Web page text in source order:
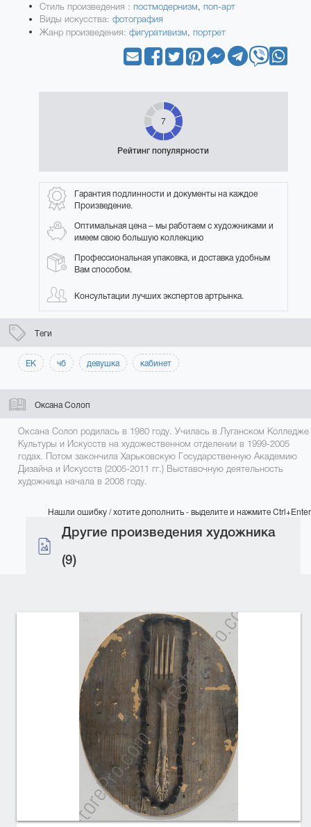
Стиль произведения : постмодернизм,поп-арт
Виды искусства:фотография
Жанр произведения: фигуративизм,портрет
7
Рейтинг популярности
Гарантия подлинности и документы на каждое
Произведение.
Оптимальная цена – мы работаем с художниками и
имеем свою большую коллекцию
Профессиональная упаковка, и доставка удобным
Вам способом.
Консультации лучших экспертов артрынка.
Теги
ЕК чб девушка кабинет
Оксана Солоп
Оксана Солоп родилась в 1980 году. Училась в Луганском Колледже
Культуры и Искусств на художественном отделении в 1999-2005
годах. Потом закончила Харьковскую Государственную Академию
Дизайна и Искусств (2005-2011 гг.) Выставочную деятельность
художница начала в 2008 году.
Нашли ошибку / хотите дополнить - выделите и нажмите Ctrl+Enter
Другие произведения художника
(9)